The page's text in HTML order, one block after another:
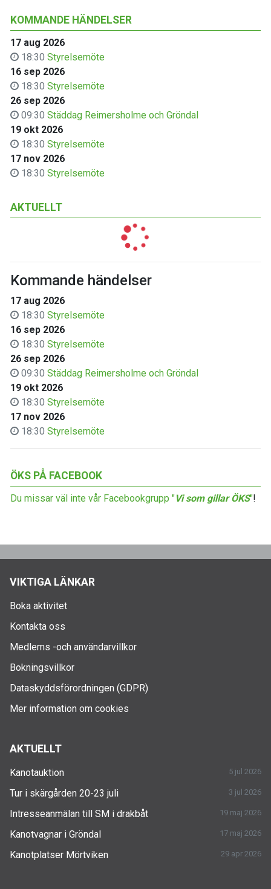
KOMMANDE HÄNDELSER
17 aug 2026
18:30 Styrelsemöte
16 sep 2026
18:30 Styrelsemöte
26 sep 2026
09:30 Städdag Reimersholme och Gröndal
19 okt 2026
18:30 Styrelsemöte
17 nov 2026
18:30 Styrelsemöte
AKTUELLT
Kommande händelser
17 aug 2026
18:30 Styrelsemöte
16 sep 2026
18:30 Styrelsemöte
26 sep 2026
09:30 Städdag Reimersholme och Gröndal
19 okt 2026
18:30 Styrelsemöte
17 nov 2026
18:30 Styrelsemöte
ÖKS PÅ FACEBOOK
Du missar väl inte vår Facebookgrupp "Vi som gillar ÖKS"!
VIKTIGA LÄNKAR
Boka aktivitet
Kontakta oss
Medlems -och användarvillkor
Bokningsvillkor
Dataskyddsförordningen (GDPR)
Mer information om cookies
AKTUELLT
Kanotauktion 5 jul 2026
Tur i skärgården 20-23 juli 3 jul 2026
Intresseanmälan till SM i drakbåt 19 maj 2026
Kanotvagnar i Gröndal 17 maj 2026
Kanotplatser Mörtviken 29 apr 2026